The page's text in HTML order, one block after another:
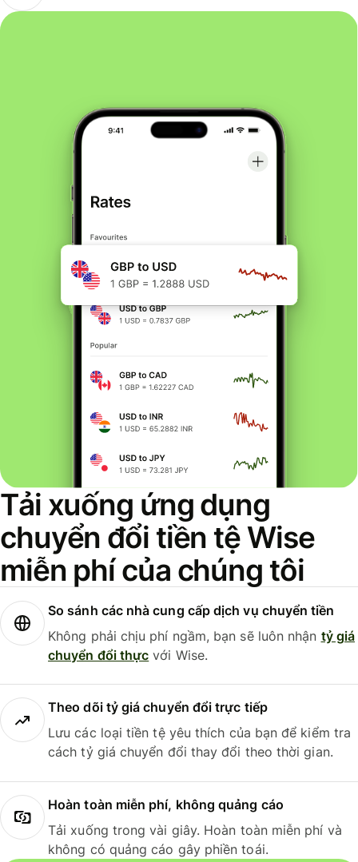
Tải xuống ứng dụng
chuyển đổi tiền tệ Wise
miễn phí của chúng tôi
So sánh các nhà cung cấp dịch vụ chuyển tiền
Không phải chịu phí ngầm, bạn sẽ luôn nhận tỷ giá
chuyển đổi thực với Wise.
Theo dõi tỷ giá chuyển đổi trực tiếp
Lưu các loại tiền tệ yêu thích của bạn để kiểm tra
cách tỷ giá chuyển đổi thay đổi theo thời gian.
Hoàn toàn miễn phí, không quảng cáo
Tải xuống trong vài giây. Hoàn toàn miễn phí và
không có quảng cáo gây phiền toái.